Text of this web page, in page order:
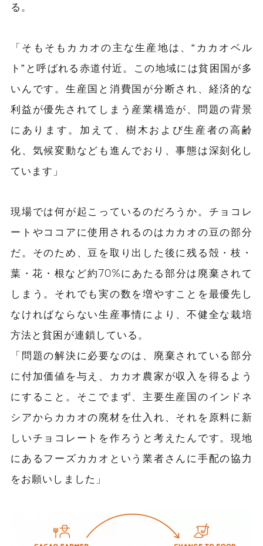
る。
「そもそもカカオの主な生産地は、“カカオベル
ト”と呼ばれる赤道付近。この地域には貧困国が多
いんです。生産国と消費国が分断され、経済的な
利益が優先されてしまう産業構造が、問題の背景
にあります。加えて、樹木および生産者の高齢
化、気候変動なども進んでおり、事態は深刻化し
ています」
現場では何が起こっているのだろうか。チョコレ
ートやココアに使用されるのはカカオの豆の部分
だ。そのため、豆を取り出した後に残る殻・枝・
葉・花・根など約70%にあたる部分は廃棄されて
しまう。それでも実の数を増やすことを最優先し
なければならない生産事情により、不健全な栽培
方法と貧困が連鎖している。
「問題の解決に必要なのは、廃棄されている部分
に付加価値を与え、カカオ農家が収入を得るよう
にすること。そこでまず、主要生産国のインドネ
シアからカカオの廃材を仕入れ、それを原料に新
しいチョコレートを作ろうと考えたんです。現地
にあるフーズカカオという業者さんに手配の協力
をお願いしました」